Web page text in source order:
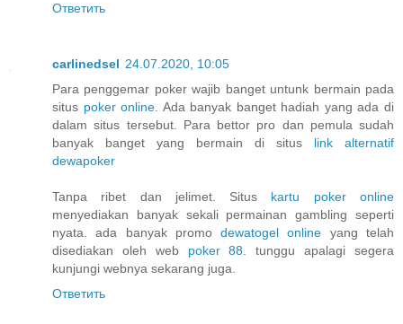
Ответить
carlinedsel 24.07.2020, 10:05
Para penggemar poker wajib banget untunk bermain pada
situs poker online . Ada banyak banget hadiah yang ada di
dalam situs tersebut. Para bettor pro dan pemula sudah
banyak banget yang bermain di situs link alternatif
dewapoker
Tanpa ribet dan jelimet. Situs kartu poker online
menyediakan banyak sekali permainan gambling seperti
nyata. ada banyak promodewatogel online yang telah
disediakan oleh web poker 88 . tunggu apalagi segera
kunjungi webnya sekarang juga.
Ответить